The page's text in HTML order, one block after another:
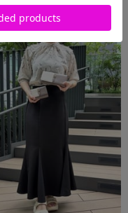
Samantha Thavasa